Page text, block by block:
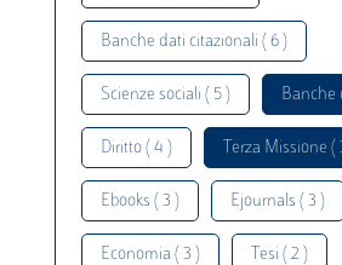
Banche dati citazionali ( 6 )
Scienze sociali ( 5 ) Banche
Diritto ( 4 ) Terza Missione (
Ebooks ( 3 ) Ejournals ( 3 )
Economia ( 3 ) Tesi ( 2 )